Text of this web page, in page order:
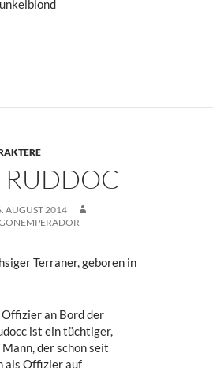
RUDDOC
AUGUST 2014
Terraner, geboren in
Offizier an Bord der
ist ein tüchtiger,
der schon seit
als Offizier auf